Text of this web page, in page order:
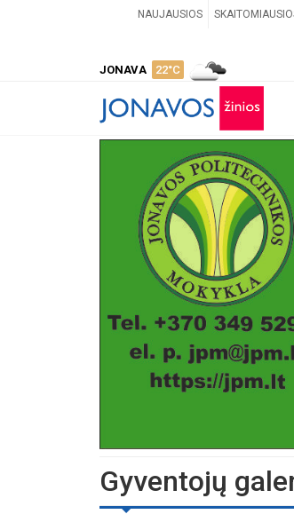
NAUJAUSIOS
JONAVA 22°C
Gyventojų